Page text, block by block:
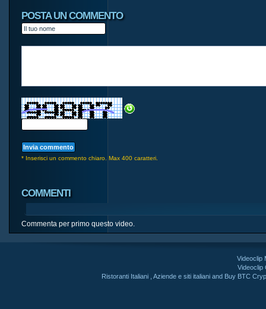
POSTA UN COMMENTO
* Inserisci un commento chiaro. Max 400 caratteri.
COMMENTI
Commenta per primo questo video.
Videoclip
Videoclip
Ristoranti Italiani ,Aziende e siti italiani and Buy BTC